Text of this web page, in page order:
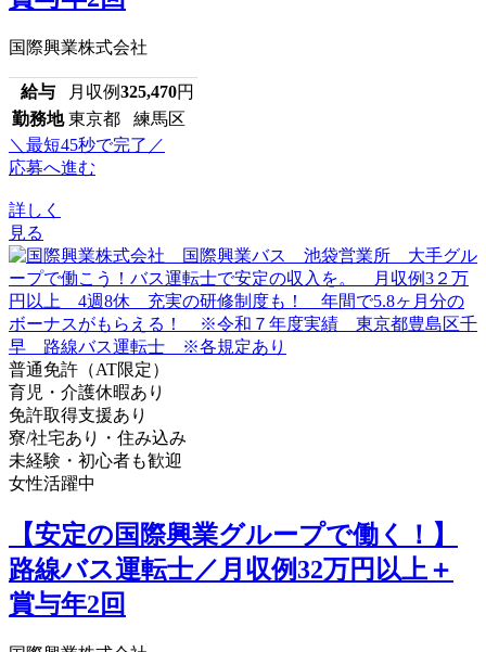
国際興業株式会社
給与 月収例325,470円
勤務地 東京都 練馬区
＼最短45秒で完了／
応募へ進む
詳しく
見る
普通免許（AT限定）
育児・介護休暇あり
免許取得支援あり
寮/社宅あり・住み込み
未経験・初心者も歓迎
女性活躍中
【安定の国際興業グループで働く！】
路線バス運転士／月収例32万円以上＋
賞与年2回